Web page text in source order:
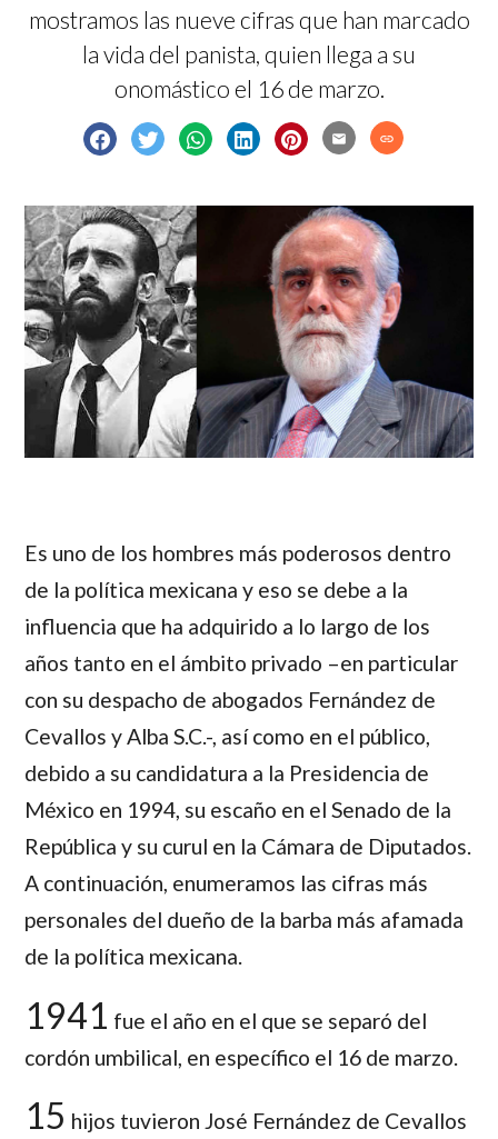
mostramos las nueve cifras que han marcado
la vida del panista, quien llega a su
onomástico el 16 de marzo.
email link
Es uno de los hombres más poderosos dentro
de la política mexicana y eso se debe a la
influencia que ha adquirido a lo largo de los
años tanto en el ámbito privado –en particular
con su despacho de abogados Fernández de
Cevallos y Alba S.C.-, así como en el público,
debido a su candidatura a la Presidencia de
México en 1994, su escaño en el Senado de la
República y su curul en la Cámara de Diputados.
A continuación, enumeramos las cifras más
personales del dueño de la barba más afamada
de la política mexicana.
1941 fue el año en el que se separó del
cordón umbilical, en específico el 16 de marzo.
15 hijos tuvieron José Fernández de Cevallos